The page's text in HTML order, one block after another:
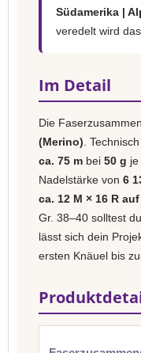
Südamerika |
veredelt wird
Im Detail
Die
(Merino) .
ca. 75 m bei 50 g
Nadelstärke von 6
ca. 12 M × 16 R
Gr. 38–40 solltest
lässt sich dein
ersten Knäuel bis